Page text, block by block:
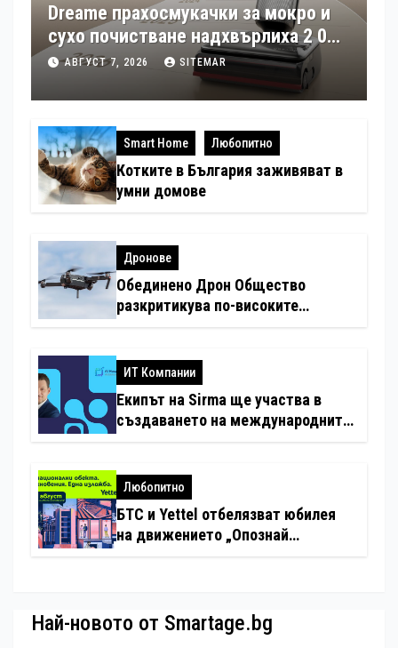
Dreame прахосмукачки за мокро и
сухо почистване надхвърлиха 2 000
патентни заявки в световен мащаб
АВГУСТ 7, 2026 SITEMAR
Smart Home Любопитно
Котките в България заживяват в
умни домове
Дронове
Обединено Дрон Общество
разкритикува по-високите
ИТ Компании
Екипът на Sirma ще участва в
създаването на международните
хотелиерството
Любопитно
БТС и Yettel отбелязват юбилея
на движението „Опознай
Най-новото от Smartage.bg